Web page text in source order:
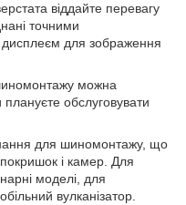
віддайте перевагу
точними
для зображення
можна
обслуговувати
для шиномонтажу, що
покришок і камер. Для
моделі, для
вулканізатор.